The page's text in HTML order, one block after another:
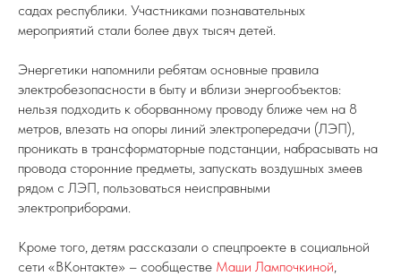
садах республики. Участниками познавательных
мероприятий стали более двух тысяч детей.
Энергетики напомнили ребятам основные правила
электробезопасности в быту и вблизи энергообъектов:
нельзя подходить к оборванному проводу ближе чем на 8
метров, влезать на опоры линий электропередачи (ЛЭП),
проникать в трансформаторные подстанции, набрасывать на
провода сторонние предметы, запускать воздушных змеев
рядом с ЛЭП, пользоваться неисправными
электроприборами.
Кроме того, детям рассказали о спецпроекте в социальной
сети «ВКонтакте» – сообществе Маши Лампочкиной,